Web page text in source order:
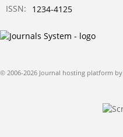
ISSN:
1234-4125
© 2006-2026 Journal hosting platform by